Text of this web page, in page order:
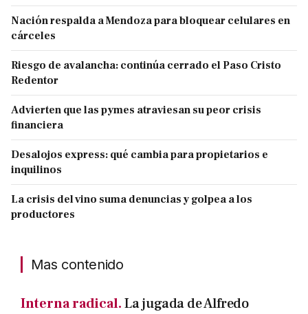
Nación respalda a Mendoza para bloquear celulares en
cárceles
Riesgo de avalancha: continúa cerrado el Paso Cristo
Redentor
Advierten que las pymes atraviesan su peor crisis
financiera
Desalojos express: qué cambia para propietarios e
inquilinos
La crisis del vino suma denuncias y golpea a los
productores
Mas contenido
Interna radical.La jugada de Alfredo